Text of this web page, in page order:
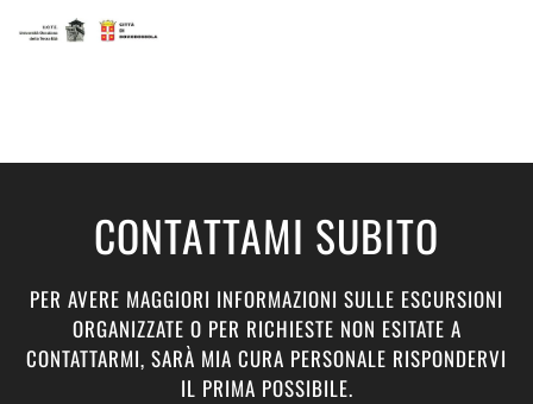
CONTATTAMI SUBITO
PER AVERE MAGGIORI INFORMAZIONI SULLE ESCURSIONI
ORGANIZZATE O PER RICHIESTE NON ESITATE A
CONTATTARMI, SARÀ MIA CURA PERSONALE RISPONDERVI
IL PRIMA POSSIBILE.